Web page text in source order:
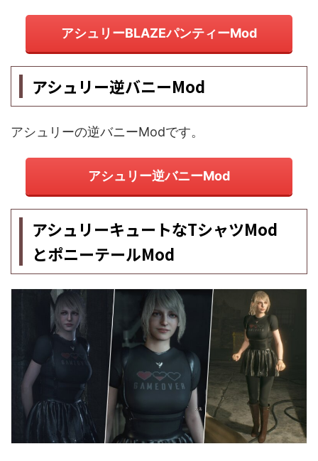
アシュリーBLAZEパンティーMod
アシュリー逆バニーMod
アシュリーの逆バニーModです。
アシュリー逆バニーMod
アシュリーキュートなTシャツMod
とポニーテールMod